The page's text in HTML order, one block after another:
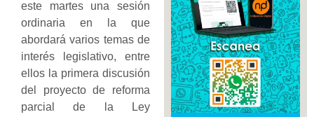
este martes una sesión
ordinaria en la que
abordará varios temas de
interés legislativo, entre
ellos la primera discusión
del proyecto de reforma
parcial de la Ley